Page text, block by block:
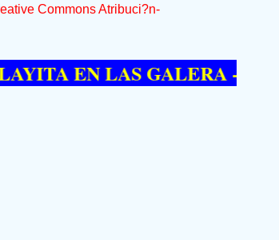
Commons Atribuci?n-
LAS GALERA --SÍ